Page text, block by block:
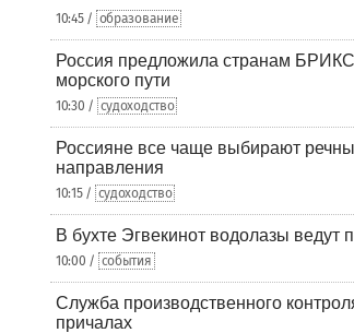
10:45 / образование
Россия предложила странам
морского пути
10:30 / судоходство
Россияне все чаще выбирают
направления
10:15 / судоходство
В бухте Эгвекинот водолазы ведут
10:00 / события
Служба производственного
причалах